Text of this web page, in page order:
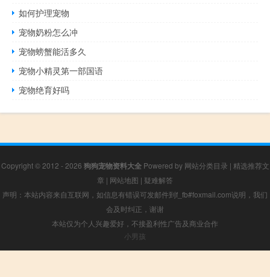
如何护理宠物
宠物奶粉怎么冲
宠物螃蟹能活多久
宠物小精灵第一部国语
宠物绝育好吗
Copyright © 2012 - 2026 狗狗宠物资料大全Powered by 网站分类目录 | 精选推荐文
章 | 网站地图 | 疑难解答
声明：本站内容来自互联网，如信息有错误可发邮件到f_fb#foxmail.com说明，我们
会及时纠正，谢谢
本站仅为个人兴趣爱好，不接盈利性广告及商业合作
小男孩